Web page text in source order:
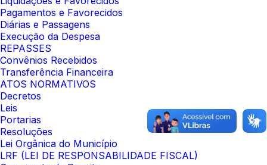
Pagamentos e Favorecidos
Diárias e Passagens
Execução da Despesa
REPASSES
Convênios Recebidos
Transferência Financeira
ATOS NORMATIVOS
Decretos
Leis
Portarias
Resoluções
Lei Orgânica do Município
LRF (LEI DE RESPONSABILIDADE FISCAL)